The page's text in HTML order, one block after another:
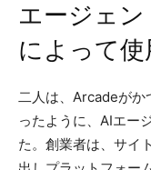
エージェ
によって
二人は、Arcadeがか
ったように、AIエー
た。創業者は、サイ